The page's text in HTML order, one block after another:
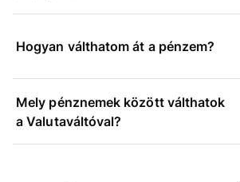
Hogyan válthatom át a pénzem?
Mely pénznemek között válthatok
a Valutaváltóval?